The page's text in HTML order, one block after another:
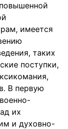
имеется
таких
поступки,
В первую
их
и духовно-